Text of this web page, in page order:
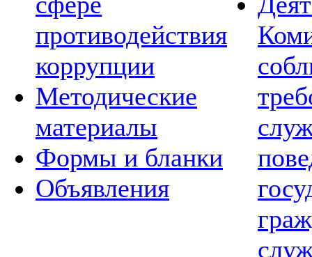
противодействия
коррупции
Методические
материалы
Формы и бланки
Объявления